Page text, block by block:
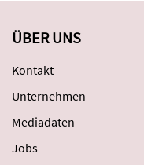
ÜBER UNS
Kontakt
Unternehmen
Mediadaten
Jobs